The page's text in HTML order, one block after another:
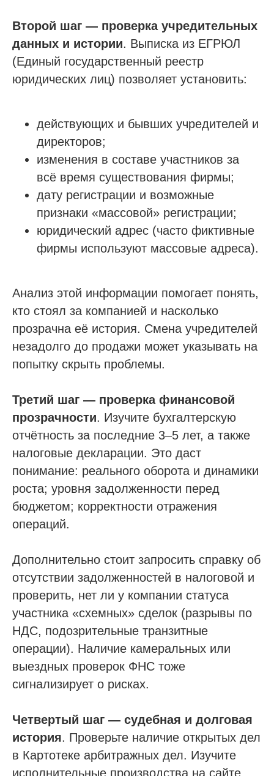
Второй шаг — проверка учредительных
данных и истории. Выписка из ЕГРЮЛ
(Единый государственный реестр
юридических лиц) позволяет установить:
действующих и бывших учредителей и
директоров;
изменения в составе участников за
всё время существования фирмы;
дату регистрации и возможные
признаки «массовой» регистрации;
юридический адрес (часто фиктивные
фирмы используют массовые адреса).
Анализ этой информации помогает понять,
кто стоял за компанией и насколько
прозрачна её история. Смена учредителей
незадолго до продажи может указывать на
попытку скрыть проблемы.
Третий шаг — проверка финансовой
прозрачности. Изучите бухгалтерскую
отчётность за последние 3–5 лет, а также
налоговые декларации. Это даст
понимание: реального оборота и динамики
роста; уровня задолженности перед
бюджетом; корректности отражения
операций.
Дополнительно стоит запросить справку об
отсутствии задолженностей в налоговой и
проверить, нет ли у компании статуса
участника «схемных» сделок (разрывы по
НДС, подозрительные транзитные
операции). Наличие камеральных или
выездных проверок ФНС тоже
сигнализирует о рисках.
Четвертый шаг — судебная и долговая
история. Проверьте наличие открытых дел
в Картотеке арбитражных дел. Изучите
исполнительные производства на сайте